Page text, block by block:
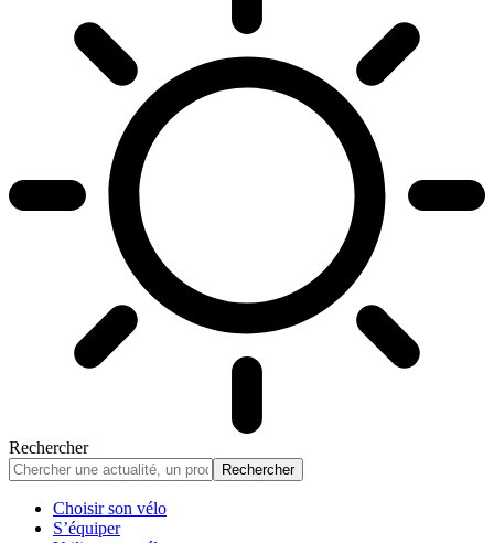
Rechercher
Choisir son vélo
S’équiper